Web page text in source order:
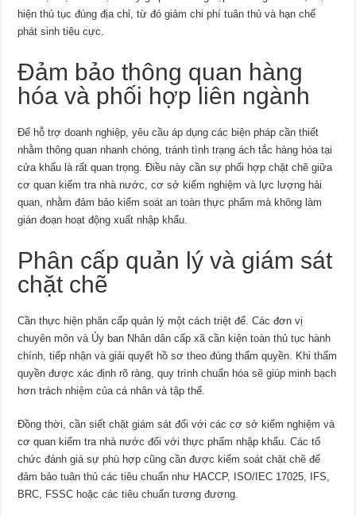
hiện thủ tục đúng địa chỉ, từ đó giảm chi phí tuân thủ và hạn chế
phát sinh tiêu cực.
Đảm bảo thông quan hàng
hóa và phối hợp liên ngành
Để hỗ trợ doanh nghiệp, yêu cầu áp dụng các biện pháp cần thiết
nhằm thông quan nhanh chóng, tránh tình trạng ách tắc hàng hóa tại
cửa khẩu là rất quan trọng. Điều này cần sự phối hợp chặt chẽ giữa
cơ quan kiểm tra nhà nước, cơ sở kiểm nghiệm và lực lượng hải
quan, nhằm đảm bảo kiểm soát an toàn thực phẩm mà không làm
gián đoạn hoạt động xuất nhập khẩu.
Phân cấp quản lý và giám sát
chặt chẽ
Cần thực hiện phân cấp quản lý một cách triệt để. Các đơn vị
chuyên môn và Ủy ban Nhân dân cấp xã cần kiện toàn thủ tục hành
chính, tiếp nhận và giải quyết hồ sơ theo đúng thẩm quyền. Khi thẩm
quyền được xác định rõ ràng, quy trình chuẩn hóa sẽ giúp minh bạch
hơn trách nhiệm của cá nhân và tập thể.
Đồng thời, cần siết chặt giám sát đối với các cơ sở kiểm nghiệm và
cơ quan kiểm tra nhà nước đối với thực phẩm nhập khẩu. Các tổ
chức đánh giá sự phù hợp cũng cần được kiểm soát chặt chẽ để
đảm bảo tuân thủ các tiêu chuẩn như HACCP, ISO/IEC 17025, IFS,
BRC, FSSC hoặc các tiêu chuẩn tương đương.